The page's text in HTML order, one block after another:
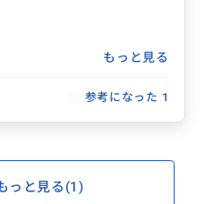
もっと見る
参考になった 1
っと見る(1)